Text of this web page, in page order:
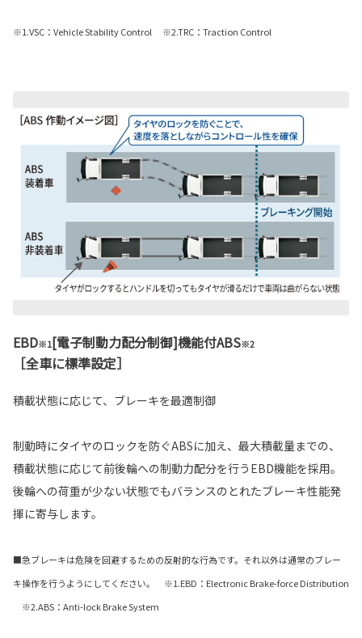
※1.VSC：Vehicle Stability Control ※2.TRC：Traction Control
EBD※1[電子制動力配分制御]機能付ABS※2
［全車に標準設定］
積載状態に応じて、ブレーキを最適制御
制動時にタイヤのロックを防ぐABSに加え、最大積載量までの、
積載状態に応じて前後輪への制動力配分を行うEBD機能を採用。
後輪への荷重が少ない状態でもバランスのとれたブレーキ性能発
揮に寄与します。
■急ブレーキは危険を回避するための反射的な行為です。それ以外は通常のブレー
キ操作を行うようにしてください。 ※1.EBD：Electronic Brake-force Distribution
※2.ABS：Anti-lock Brake System